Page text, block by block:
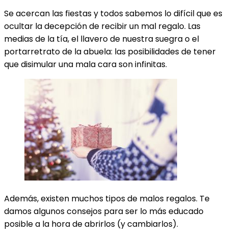
Se acercan las fiestas y todos sabemos lo difícil que es
ocultar la decepción de recibir un mal regalo. Las
medias de la tía, el llavero de nuestra suegra o el
portarretrato de la abuela: las posibilidades de tener
que disimular una mala cara son infinitas.
Además, existen muchos tipos de malos regalos. Te
damos algunos consejos para ser lo más educado
posible a la hora de abrirlos (y cambiarlos).